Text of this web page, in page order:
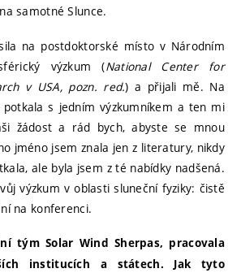
samotné Slunce.
na postdoktorské místo v Národním
výzkum (National Center for
v USA, pozn. red.) a přijali mě. Na
s jedním výzkumníkem a ten mi
žádost a rád bych, abyste se mnou
jméno jsem znala jen z literatury, nikdy
ale byla jsem z té nabídky nadšená.
výzkum v oblasti sluneční fyziky: čistě
na konferenci.
tým Solar Wind Sherpas, pracovala
institucích a státech. Jak tyto